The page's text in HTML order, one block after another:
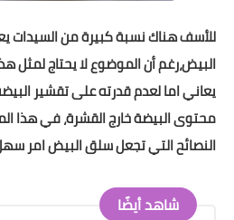
للأسفهناك نسبة كبيرة من السيدات
البيض،رغم أن الموضوع لا يحتاج لمثل
يعاني اما لعدم قدرته على تقشير
محتوى البيضة خارج القشرة، في هذا
النصائح التي تجعل سلق البيض امر
شاهد أيضًا